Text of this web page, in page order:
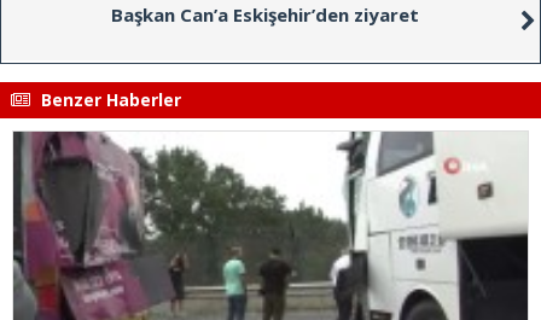
Başkan Can’a Eskişehir’den ziyaret
Benzer Haberler